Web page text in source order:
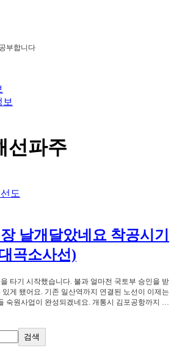
부합니다
선파주
날개달았네요 착공시기
곡소사선)
타기 시작했습니다. 불과 얼마전 국토부 승인을 받
게 됐어요. 기존 일산역까지 연결된 노선이 이제는
숙원사업이 완성되겠네요. 개통시 김포공항까지 …
검색